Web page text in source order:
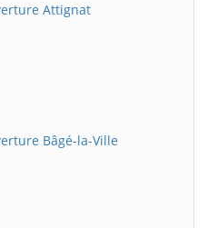
Attignat
Bâgé-la-Ville